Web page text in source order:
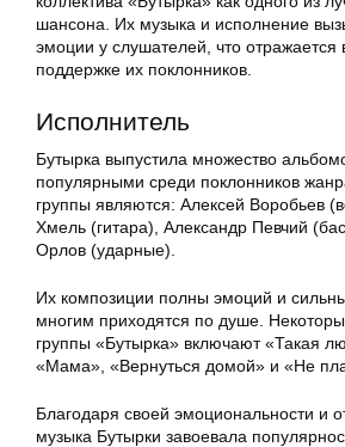
шансона. Их музыка и исполнение
эмоции у слушателей, что отражается
поддержке их поклонников.
Исполнитель
Бутырка выпустила множество
популярными среди поклонников
группы являются: Алексей Воробьев
Хмель (гитара), Александр Певчий
Орлов (ударные).
Их композиции полны эмоций и
многим приходятся по душе.
группы «Бутырка» включают «Такая
«Мама», «Вернуться домой» и «Не
Благодаря своей эмоциональности и
музыка Бутырки завоевала